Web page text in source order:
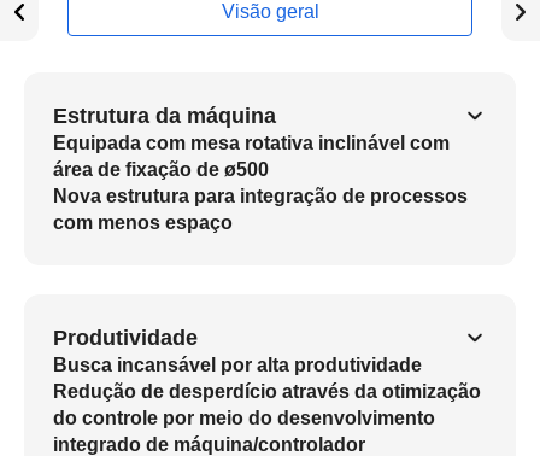
Visão geral
Estrutura da máquina
Equipada com mesa rotativa inclinável com
área de fixação de ø500
Nova estrutura para integração de processos
com menos espaço
Produtividade
Busca incansável por alta produtividade
Redução de desperdício através da otimização
do controle por meio do desenvolvimento
integrado de máquina/controlador